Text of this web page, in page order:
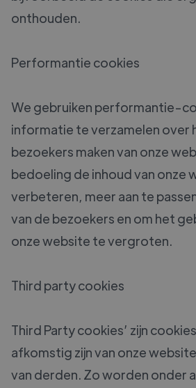
onthouden.
Performantie cookies
We gebruiken performantie-
informatie te verzamelen over
bezoekers maken van onze
bedoeling de inhoud van onze
verbeteren, meer aan te
van de bezoekers en om het
onze website te vergroten.
Third party cookies
Third Party cookies’ zijn
afkomstig zijn van onze
van derden. Zo worden onder